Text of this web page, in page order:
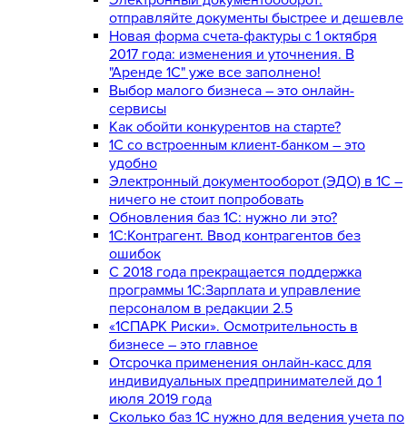
отправляйте документы быстрее и дешевле
Новая форма счета-фактуры с 1 октября
2017 года: изменения и уточнения. В
"Аренде 1С" уже все заполнено!
Выбор малого бизнеса – это онлайн-
сервисы
Как обойти конкурентов на старте?
1C со встроенным клиент-банком – это
удобно
Электронный документооборот (ЭДО) в 1С –
ничего не стоит попробовать
Обновления баз 1С: нужно ли это?
1С:Контрагент. Ввод контрагентов без
ошибок
С 2018 года прекращается поддержка
программы 1С:Зарплата и управление
персоналом в редакции 2.5
«1СПАРК Риски». Осмотрительность в
бизнесе – это главное
Отсрочка применения онлайн-касс для
индивидуальных предпринимателей до 1
июля 2019 года
Сколько баз 1C нужно для ведения учета по